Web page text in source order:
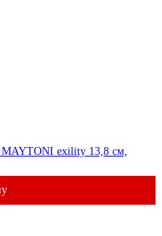
MAYTONI exility 13,8 см,